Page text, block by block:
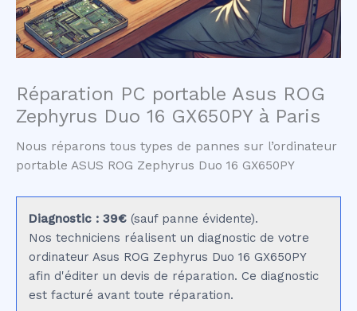
Réparation PC portable Asus ROG
Zephyrus Duo 16 GX650PY à Paris
Nous réparons tous types de pannes sur l’ordinateur
portable ASUS ROG Zephyrus Duo 16 GX650PY
Diagnostic : 39€ (sauf panne évidente).
Nos techniciens réalisent un diagnostic de votre
ordinateur Asus ROG Zephyrus Duo 16 GX650PY
afin d'éditer un devis de réparation. Ce diagnostic
est facturé avant toute réparation.